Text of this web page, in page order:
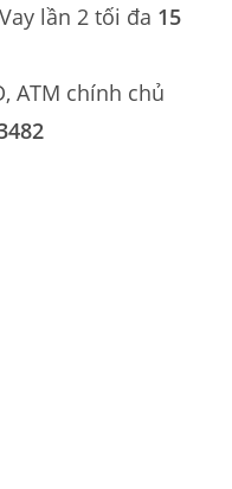
lần 2 tối đa 15
ATM chính chủ